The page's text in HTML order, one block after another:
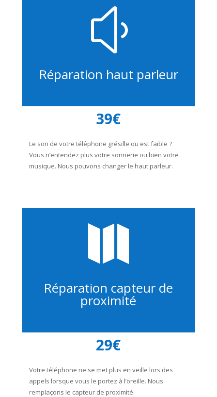
y
Réparation haut parleur
39€
Le son de votre téléphone grésille ou est faible ?
Vous n’entendez plus votre sonnerie ou bien votre
musique. Nous pouvons changer le haut parleur.

Réparation capteur de
proximité
29€
Votre téléphone ne se met plus en veille lors des
appels lorsque vous le portez à l’oreille. Nous
remplaçons le capteur de proximité.